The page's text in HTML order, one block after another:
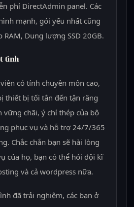
phí DirectAdmin panel. Các
mạnh, gói yếu nhất cũng
Dung lượng SSD 20GB.
tình
có tính chuyên môn cao,
thiết bị tối tân đến tận răng
vững chãi, ý chí thép của bộ
phục vụ và hỗ trợ 24/7/365
Chắc chắn bạn sẽ hài lòng
của họ, bạn có thể hỏi đội kĩ
và cả wordpress nữa.
đã trải nghiệm, các bạn ở